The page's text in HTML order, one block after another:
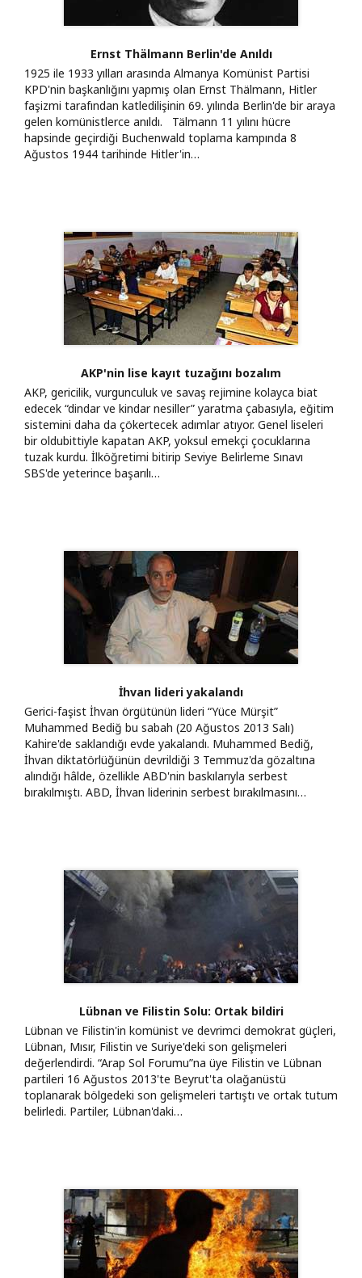
Ernst Thälmann Berlin'de Anıldı
1925 ile 1933 yılları arasında Almanya Komünist Partisi
KPD'nin başkanlığını yapmış olan Ernst Thälmann, Hitler
faşizmi tarafından katledilişinin 69. yılında Berlin'de bir araya
gelen komünistlerce anıldı. Tälmann 11 yılını hücre
hapsinde geçirdiği Buchenwald toplama kampında 8
Ağustos 1944 tarihinde Hitler'in…
AKP'nin lise kayıt tuzağını bozalım
AKP, gericilik, vurgunculuk ve savaş rejimine kolayca biat
edecek “dindar ve kindar nesiller” yaratma çabasıyla, eğitim
sistemini daha da çökertecek adımlar atıyor. Genel liseleri
bir oldubittiyle kapatan AKP, yoksul emekçi çocuklarına
tuzak kurdu. İlköğretimi bitirip Seviye Belirleme Sınavı
SBS'de yeterince başarılı…
İhvan lideri yakalandı
Gerici-faşist İhvan örgütünün lideri “Yüce Mürşit”
Muhammed Bediğ bu sabah (20 Ağustos 2013 Salı)
Kahire'de saklandığı evde yakalandı. Muhammed Bediğ,
İhvan diktatörlüğünün devrildiği 3 Temmuz'da gözaltına
alındığı hâlde, özellikle ABD'nin baskılarıyla serbest
bırakılmıştı. ABD, İhvan liderinin serbest bırakılmasını…
Lübnan ve Filistin Solu: Ortak bildiri
Lübnan ve Filistin'in komünist ve devrimci demokrat güçleri,
Lübnan, Mısır, Filistin ve Suriye'deki son gelişmeleri
değerlendirdi. “Arap Sol Forumu”na üye Filistin ve Lübnan
partileri 16 Ağustos 2013'te Beyrut'ta olağanüstü
toplanarak bölgedeki son gelişmeleri tartıştı ve ortak tutum
belirledi. Partiler, Lübnan'daki…